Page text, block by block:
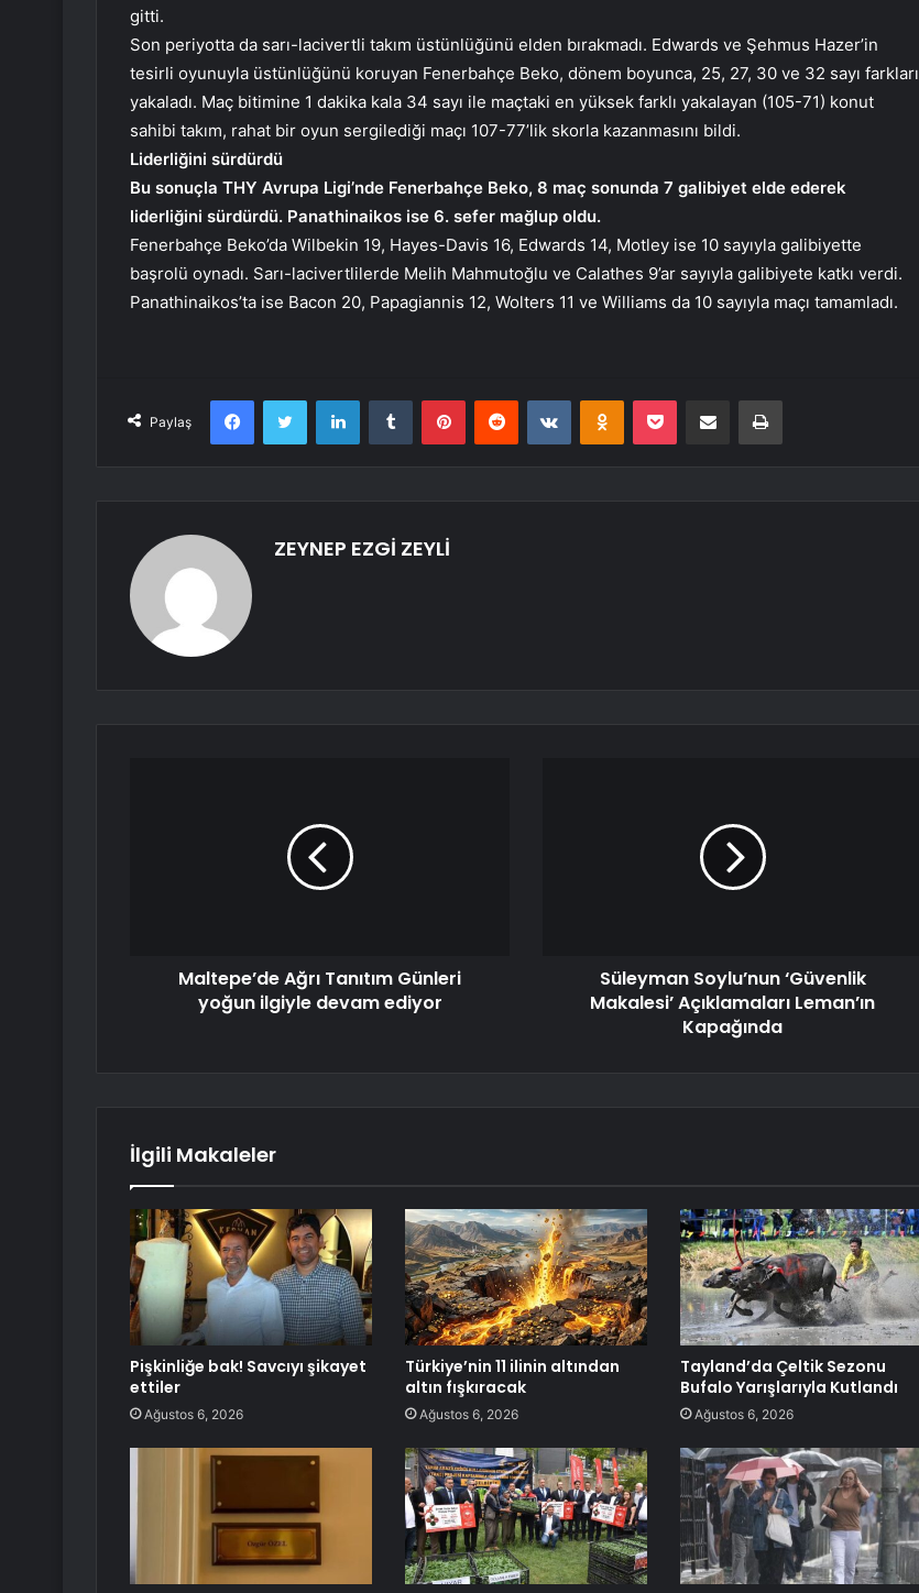
gitti.
Son periyotta da sarı-lacivertli takım üstünlüğünü elden bırakmadı. Edwards ve Şehmus Hazer’in
tesirli oyunuyla üstünlüğünü koruyan Fenerbahçe Beko, dönem boyunca, 25, 27, 30 ve 32 sayı farkları
yakaladı. Maç bitimine 1 dakika kala 34 sayı ile maçtaki en yüksek farklı yakalayan (105-71) konut
sahibi takım, rahat bir oyun sergilediği maçı 107-77’lik skorla kazanmasını bildi.
Liderliğini sürdürdü
Bu sonuçla THY Avrupa Ligi’nde Fenerbahçe Beko, 8 maç sonunda 7 galibiyet elde ederek
liderliğini sürdürdü. Panathinaikos ise 6. sefer mağlup oldu.
Fenerbahçe Beko’da Wilbekin 19, Hayes-Davis 16, Edwards 14, Motley ise 10 sayıyla galibiyette
başrolü oynadı. Sarı-lacivertlilerde Melih Mahmutoğlu ve Calathes 9’ar sayıyla galibiyete katkı verdi.
Panathinaikos’ta ise Bacon 20, Papagiannis 12, Wolters 11 ve Williams da 10 sayıyla maçı tamamladı.
Paylaş
FacebookTwitter LinkedInTumblr PinterestReddit VKontakteOdnoklassniki
Pocket E-Posta ile paylaş Yazdır
ZEYNEP EZGİ ZEYLİ
Maltepe’de Ağrı Tanıtım Günleri
yoğun ilgiyle devam ediyor
Süleyman Soylu’nun ‘Güvenlik
Makalesi’ Açıklamaları Leman’ın
Kapağında
İlgili Makaleler
Pişkinliğe bak! Savcıyı şikayet
ettiler
Ağustos 6, 2026
Türkiye’nin 11 ilinin altından
altın fışkıracak
Ağustos 6, 2026
Tayland’da Çeltik Sezonu
Bufalo Yarışlarıyla Kutlandı
Ağustos 6, 2026